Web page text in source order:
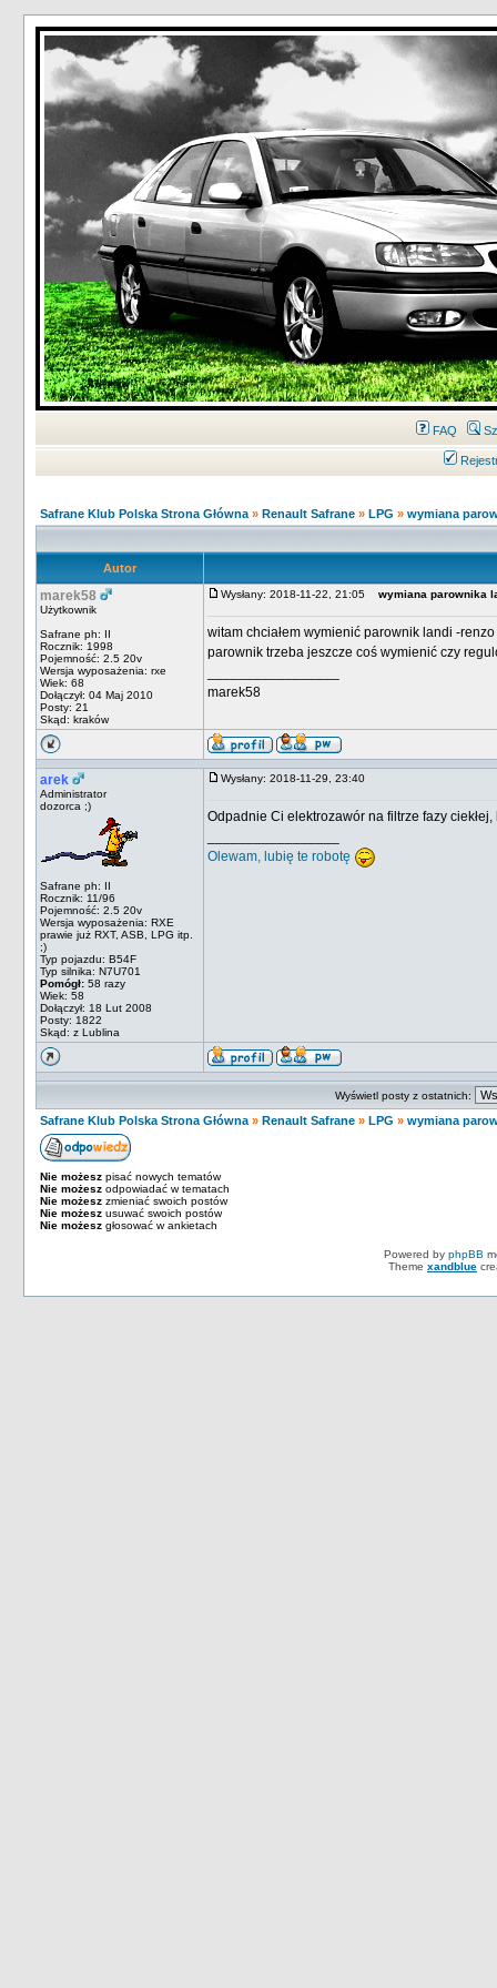
FAQ
Safrane Klub Polska Strona Główna » Renault Safrane » LPG » wymiana
Autor
marek58
Użytkownik
Safrane ph: II
Rocznik: 1998
Pojemność: 2.5 20v
Wersja wyposażenia: rxe
Wiek: 68
Dołączył: 04 Maj 2010
Posty: 21
Skąd: kraków
Wysłany: 2018-11-22, 21:05 wymiana parownika
witam chciałem wymienić parownik landi -
parownik trzeba jeszcze coś wymienić czy
marek58
arek
Administrator
dozorca ;)
Safrane ph: II
Rocznik: 11/96
Pojemność: 2.5 20v
Wersja wyposażenia: RXE
prawie już RXT, ASB, LPG itp.
;)
Typ pojazdu: B54F
Typ silnika: N7U701
Pomógł: 58 razy
Wiek: 58
Dołączył: 18 Lut 2008
Posty: 1822
Skąd: z Lublina
Wysłany: 2018-11-29, 23:40
Odpadnie Ci elektrozawór na filtrze fazy
Olewam, lubię te robotę
Wyświetl posty z ostatnich:
Safrane Klub Polska Strona Główna » Renault Safrane » LPG » wymiana
Nie możesz pisać nowych tematów
Nie możesz odpowiadać w tematach
Nie możesz zmieniać swoich postów
Nie możesz usuwać swoich postów
Nie możesz głosować w ankietach
Powered by phpBB
Theme xandblue